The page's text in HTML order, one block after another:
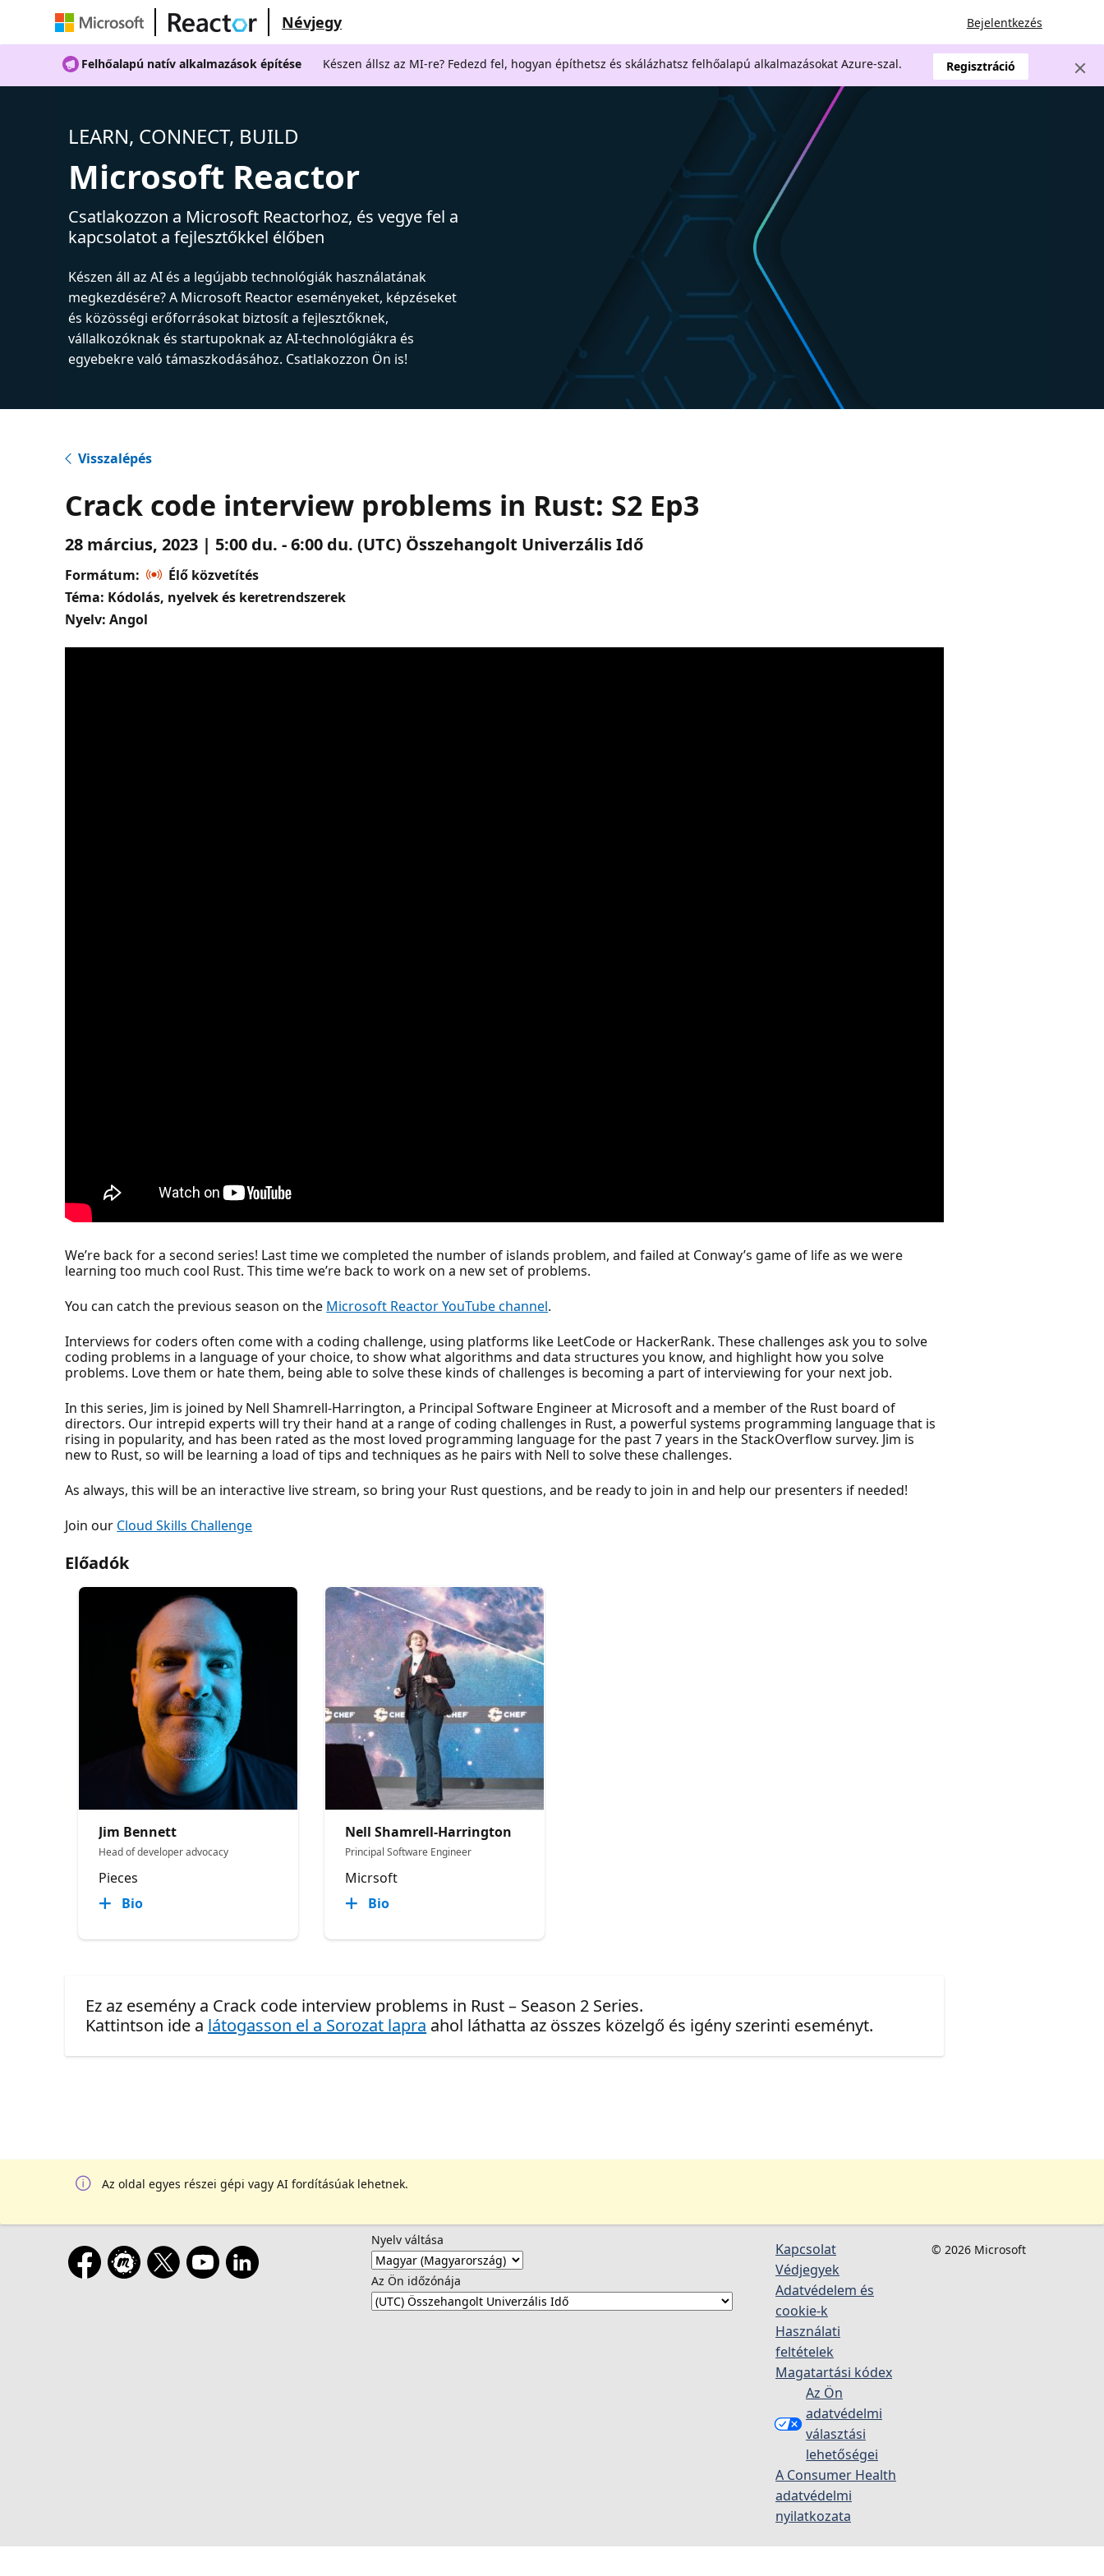
Névjegy Bejelentkezés
Felhőalapú natív alkalmazások építése Készen állsz az MI-re? Fedezd fel, hogyan építhetsz és skálázhatsz felhőalapú alkalmazásokat Azure-szal. Regisztráció
LEARN, CONNECT, BUILD
Microsoft Reactor
Csatlakozzon a Microsoft Reactorhoz, és vegye fel a
kapcsolatot a fejlesztőkkel élőben
Készen áll az AI és a legújabb technológiák használatának
megkezdésére? A Microsoft Reactor eseményeket, képzéseket
és közösségi erőforrásokat biztosít a fejlesztőknek,
vállalkozóknak és startupoknak az AI-technológiákra és
egyebekre való támaszkodásához. Csatlakozzon Ön is!
Visszalépés
Crack code interview problems in Rust: S2 Ep3
28 március, 2023 | 5:00 du. - 6:00 du. (UTC) Összehangolt Univerzális Idő
Formátum:
Élő közvetítés
Téma: Kódolás, nyelvek és keretrendszerek
Nyelv: Angol
We’re back for a second series! Last time we completed the number of islands problem, and failed at Conway’s game of life as we were
learning too much cool Rust. This time we’re back to work on a new set of problems.
You can catch the previous season on the Microsoft Reactor YouTube channel.
Interviews for coders often come with a coding challenge, using platforms like LeetCode or HackerRank. These challenges ask you to solve
coding problems in a language of your choice, to show what algorithms and data structures you know, and highlight how you solve
problems. Love them or hate them, being able to solve these kinds of challenges is becoming a part of interviewing for your next job.
In this series, Jim is joined by Nell Shamrell-Harrington, a Principal Software Engineer at Microsoft and a member of the Rust board of
directors. Our intrepid experts will try their hand at a range of coding challenges in Rust, a powerful systems programming language that is
rising in popularity, and has been rated as the most loved programming language for the past 7 years in the StackOverflow survey. Jim is
new to Rust, so will be learning a load of tips and techniques as he pairs with Nell to solve these challenges.
As always, this will be an interactive live stream, so bring your Rust questions, and be ready to join in and help our presenters if needed!
Join our Cloud Skills Challenge
Előadók
Jim Bennett
Head of developer advocacy
Pieces
Bio
Nell Shamrell-Harrington
Principal Software Engineer
Micrsoft
Bio
Ez az esemény a Crack code interview problems in Rust – Season 2 Series.
Kattintson ide a látogasson el a Sorozat lapra ahol láthatta az összes közelgő és igény szerinti eseményt.
Az oldal egyes részei gépi vagy AI fordításúak lehetnek.
Nyelv váltása
Az Ön időzónája
Kapcsolat
Védjegyek
Adatvédelem és
cookie-k
Használati
feltételek
Magatartási kódex
Az Ön
adatvédelmi
választási
lehetőségei
A Consumer Health
adatvédelmi
nyilatkozata
© 2026 Microsoft